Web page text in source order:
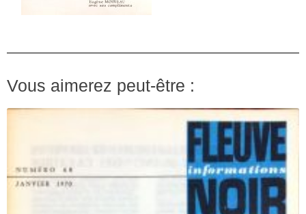
Vous aimerez peut-être :